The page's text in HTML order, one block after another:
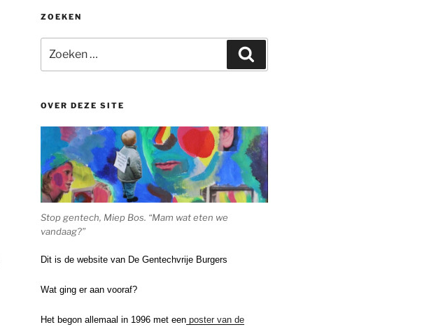
ZOEKEN
naar:
OVER DEZE SITE
Stop gentech, Miep Bos. “Mam wat eten we
vandaag?”
Dit is de website van De Gentechvrije Burgers
Wat ging er aan vooraf?
Het begon allemaal in 1996 met eenposter van de